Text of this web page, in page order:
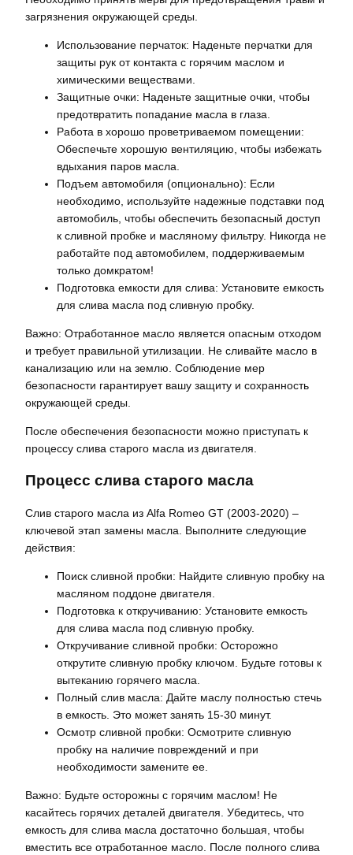
загрязнения окружающей среды.
Использование перчаток: Наденьте перчатки для
защиты рук от контакта с горячим маслом и
химическими веществами.
Защитные очки: Наденьте защитные очки, чтобы
предотвратить попадание масла в глаза.
Работа в хорошо проветриваемом помещении:
Обеспечьте хорошую вентиляцию, чтобы избежать
вдыхания паров масла.
Подъем автомобиля (опционально): Если
необходимо, используйте надежные подставки под
автомобиль, чтобы обеспечить безопасный доступ
к сливной пробке и масляному фильтру. Никогда не
работайте под автомобилем, поддерживаемым
только домкратом!
Подготовка емкости для слива: Установите емкость
для слива масла под сливную пробку.
Важно: Отработанное масло является опасным отходом
и требует правильной утилизации. Не сливайте масло в
канализацию или на землю. Соблюдение мер
безопасности гарантирует вашу защиту и сохранность
окружающей среды.
После обеспечения безопасности можно приступать к
процессу слива старого масла из двигателя.
Процесс слива старого масла
Слив старого масла из Alfa Romeo GT (2003-2020) –
ключевой этап замены масла. Выполните следующие
действия:
Поиск сливной пробки: Найдите сливную пробку на
масляном поддоне двигателя.
Подготовка к откручиванию: Установите емкость
для слива масла под сливную пробку.
Откручивание сливной пробки: Осторожно
открутите сливную пробку ключом. Будьте готовы к
вытеканию горячего масла.
Полный слив масла: Дайте маслу полностью стечь
в емкость. Это может занять 15-30 минут.
Осмотр сливной пробки: Осмотрите сливную
пробку на наличие повреждений и при
необходимости замените ее.
Важно: Будьте осторожны с горячим маслом! Не
касайтесь горячих деталей двигателя. Убедитесь, что
емкость для слива масла достаточно большая, чтобы
вместить все отработанное масло. После полного слива